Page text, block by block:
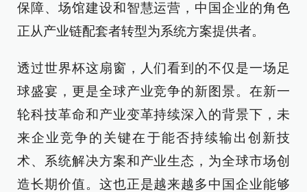
保障、场馆建设和智慧运营，中国企业的角色
正从产业链配套者转型为系统方案提供者。
透过世界杯这扇窗，人们看到的不仅是一场足
球盛宴，更是全球产业竞争的新图景。在新一
轮科技革命和产业变革持续深入的背景下，未
来企业竞争的关键在于能否持续输出创新技
术、系统解决方案和产业生态，为全球市场创
造长期价值。这也正是越来越多中国企业能够